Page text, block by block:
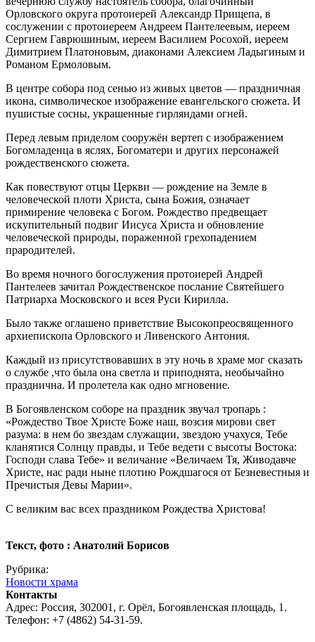
Орловского округа протоиерей Александр Прищепа, в
сослужении с протоиереем Андреем Пантелеевым, иереем
Сергием Гаврюшиным, иереем Василием Росохой, иереем
Димитрием Платоновым, диаконами Алексием Ладыгиным и
Романом Ермоловым.
В центре собора под сенью из живых цветов — праздничная
икона, символическое изображение евангельского сюжета. И
пушистые сосны, украшенные гирляндами огней.
Перед левым приделом сооружён вертеп с изображением
Богомладенца в яслях, Богоматери и других персонажей
рождественского сюжета.
Как повествуют отцы Церкви — рождение на Земле в
человеческой плоти Христа, сына Божия, означает
примирение человека с Богом. Рождество предвещает
искупительный подвиг Иисуса Христа и обновление
человеческой природы, пораженной грехопадением
прародителей.
Во время ночного богослужения протоиерей Андрей
Пантелеев зачитал Рождественское послание Святейшего
Патриарха Московского и всея Руси Кирилла.
Было также оглашено приветствие Высокопреосвященного
архиепископа Орловского и Ливенского Антония.
Каждый из присутствовавших в эту ночь в храме мог сказать
о службе ,что была она светла и приподнята, необычайно
празднична. И пролетела как одно мгновение.
В Богоявленском соборе на праздник звучал тропарь :
«Рождество Твое Христе Боже наш, возсия мирови свет
разума: в нем бо звездам служащии, звездою учахуся, Тебе
кланятися Солнцу правды, и Тебе ведети с высоты Востока:
Господи слава Тебе» и величание «Величаем Тя, Живодавче
Христе, нас ради ныне плотию Рождшагося от Безневестныя и
Пречистыя Девы Марии».
С великим вас всех праздником Рождества Христова!
Текст, фото : Анатолий Борисов
Рубрика:
Новости храма
Контакты
Адрес: Россия, 302001, г. Орёл, Богоявленская площадь, 1.
Телефон: +7 (4862) 54-31-59.